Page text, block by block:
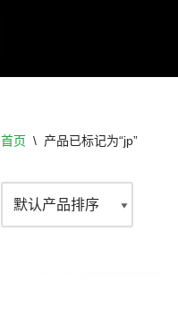
首页 \ 产品已标记为“jp”